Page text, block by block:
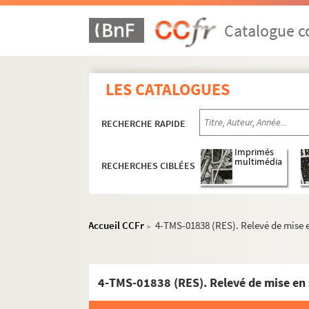
Catalogue
LES CATALOGUES
RECHERCHE RAPIDE
RECHERCHES CIBLÉES
Imprimés
multimédia
Accueil CCFr > 4-TMS-01838 (RES). Relevé de mise
4-TMS-01838 (RES). Relevé de mise en
André Mouëzy-Eon, Jean Guitton. Un
Louis Verneuil. Un monsieur qui s'explique :
Jules Renard. Monsieur Vernet : comédie en
Ferdinand Dugu. Le monstre et le magicien
Alexandre Dumas, Auguste Maquet. Monte-
Octave Feuillet. Montjoye : comédie en 5
Pierre Frondaie. Montmartre : comédie en 4
Dario Fo. Mort accidentelle d'un anarchiste.
Jean-Paul Sartre. Morts sans sépulture :
Sacha Guitry. Le mot de Cambronne : pièce